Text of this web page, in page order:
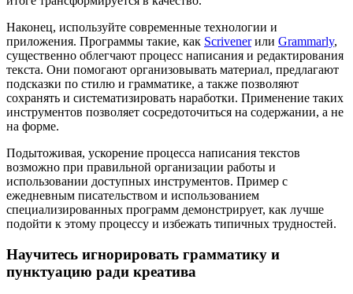
Наконец, используйте современные технологии и
приложения. Программы такие, как Scrivenerили Grammarly,
существенно облегчают процесс написания и редактирования
текста. Они помогают организовывать материал, предлагают
подсказки по стилю и грамматике, а также позволяют
сохранять и систематизировать наработки. Применение таких
инструментов позволяет сосредоточиться на содержании, а не
на форме.
Подытоживая, ускорение процесса написания текстов
возможно при правильной организации работы и
использовании доступных инструментов. Пример с
ежедневным писательством и использованием
специализированных программ демонстрирует, как лучше
подойти к этому процессу и избежать типичных трудностей.
Научитесь игнорировать грамматику и
пунктуацию ради креатива